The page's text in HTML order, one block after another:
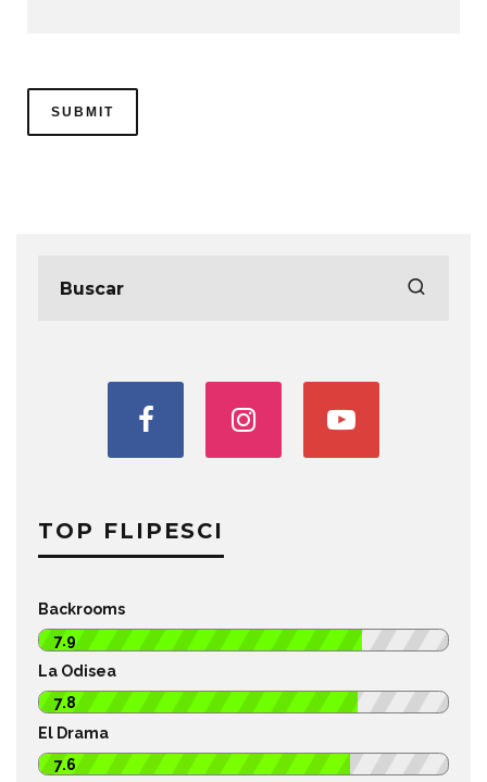
TOP FLIPESCI
Backrooms
7.9
La Odisea
7.8
El Drama
7.6